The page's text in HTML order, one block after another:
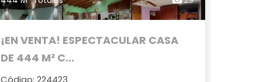
¡EN VENTA! ESPECTACULAR CASA
DE 444 M² C...
Código: 224423